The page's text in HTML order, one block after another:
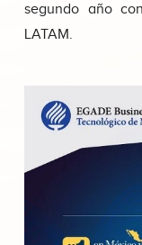
segundo año
LATAM.